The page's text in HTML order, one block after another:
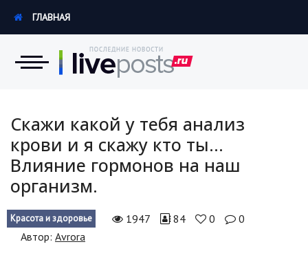
Экономика
Происшествия
Hi-Tech. Интернет
Россия
ГЛАВНАЯ
Скажи какой у тебя анализ
крови и я скажу кто ты...
Влияние гормонов на наш
организм.
Красота и здоровье 1947 84 0
0
Автор: Аvrora